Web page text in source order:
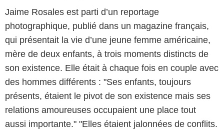
Jaime Rosales est parti d’un reportage
photographique, publié dans un magazine français,
qui présentait la vie d’une jeune femme américaine,
mère de deux enfants, à trois moments distincts de
son existence. Elle était à chaque fois en couple avec
des hommes différents : "Ses enfants, toujours
présents, étaient le pivot de son existence mais ses
relations amoureuses occupaient une place tout
aussi importante." "Elles étaient jalonnées de conflits.